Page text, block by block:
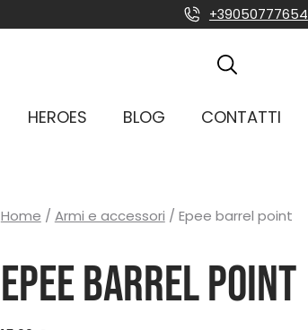
+39050777654
HEROES BLOG CONTATTI
Home / Armi e accessori / Epee barrel point
Epee barrel point